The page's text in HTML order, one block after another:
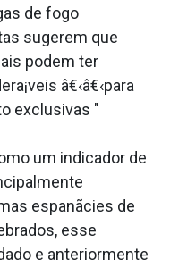
de fogo
sugerem que
podem ter
â€‹â€‹para
exclusivas "
um indicador de
espanãcies de
esse
e anteriormente